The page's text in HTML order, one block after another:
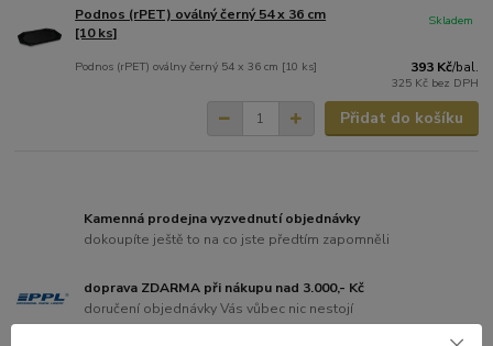
Podnos (rPET) oválný černý 54 x 36 cm
[10 ks]
Podnos (rPET) oválny černý 54 x 36 cm [10 ks] 393 Kč/bal.
325 Kč bez DPH
Skladem
Přidat do košíku
Kamenná prodejna vyzvednutí objednávky
dokoupíte ještě to na co jste předtím zapomněli
doprava ZDARMA při nákupu nad 3.000,- Kč
doručení objednávky Vás vůbec nic nestojí